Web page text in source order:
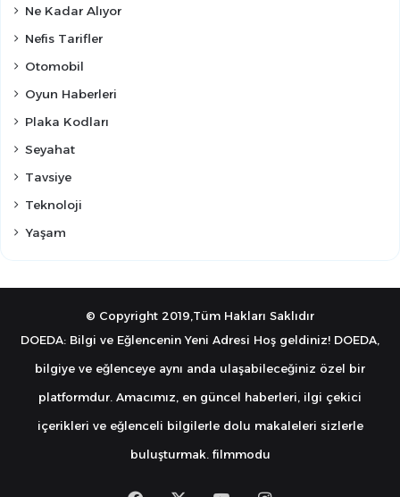
Ne Kadar Alıyor
Nefis Tarifler
Otomobil
Oyun Haberleri
Plaka Kodları
Seyahat
Tavsiye
Teknoloji
Yaşam
© Copyright 2019,Tüm Hakları Saklıdır
DOEDA: Bilgi ve Eğlencenin Yeni Adresi Hoş geldiniz! DOEDA,
bilgiye ve eğlenceye aynı anda ulaşabileceğiniz özel bir
platformdur. Amacımız, en güncel haberleri, ilgi çekici
içerikleri ve eğlenceli bilgilerle dolu makaleleri sizlerle
buluşturmak. filmmodu